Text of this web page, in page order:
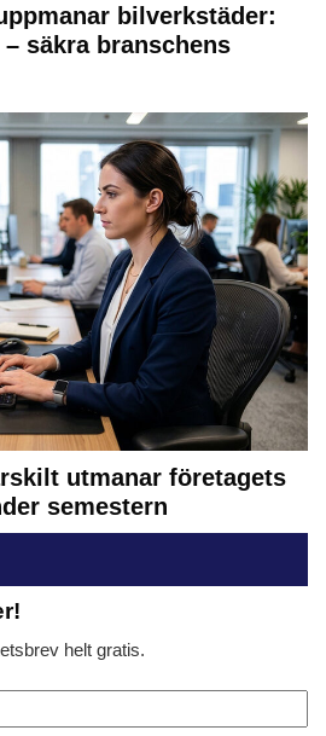
bilverkstäder:
säkra branschens
utmanar företagets
semestern
helt gratis.